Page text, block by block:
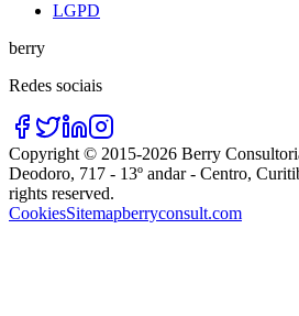
LGPD
berry
Redes sociais
Copyright © 2015-2026 Berry
Deodoro, 717 - 13º andar - Centro,
rights reserved.
CookiesSitemapberryconsult.com